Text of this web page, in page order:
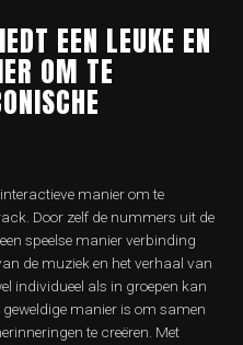
EEN LEUKE EN
OM TE
manier om te
Door zelf de nummers uit de
speelse manier verbinding
de muziek en het verhaal van
individueel als in groepen kan
manier is om samen
te creëren. Met